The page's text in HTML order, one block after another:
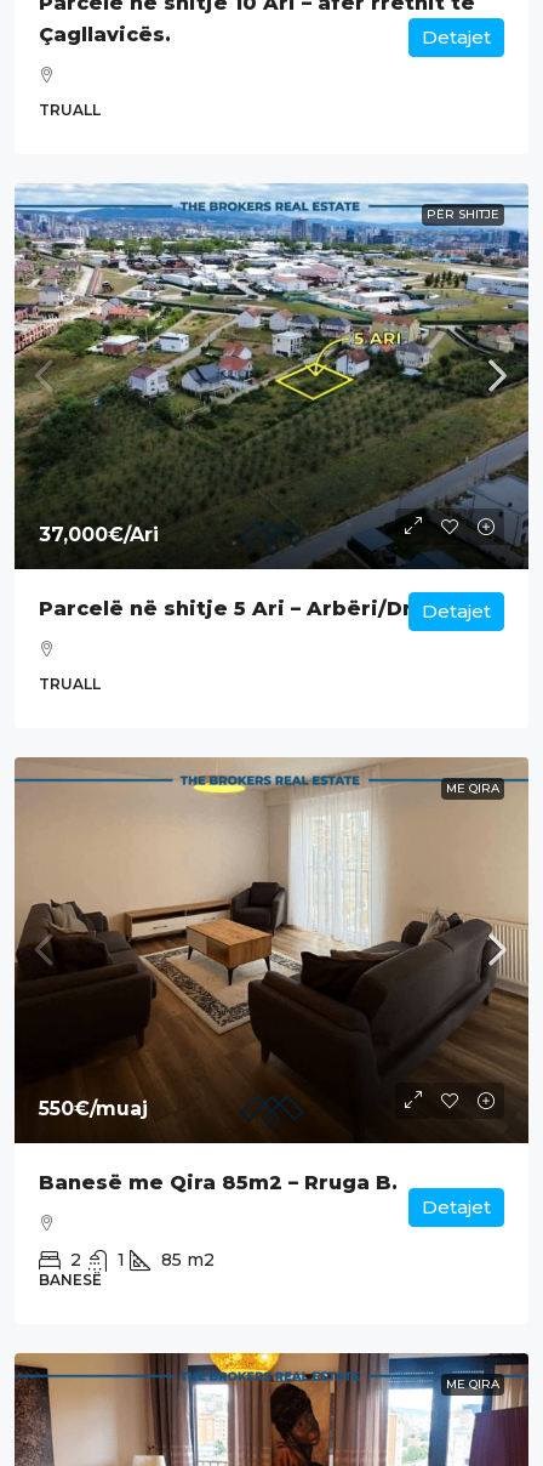
Çagllavicës.
TRUALL
Detajet
PËR SHITJE
37,000€/Ari
Parcelë në shitje 5 Ari – Arbëri/Dragodan.
TRUALL
Detajet
ME QIRA
550€/muaj
Banesë me Qira 85m2 – Rruga B.
2 1 85 m2
BANESË
Detajet
ME QIRA